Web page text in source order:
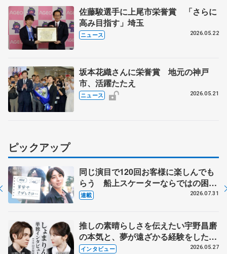
佐藤駿選手に上尾市栄誉賞 「さらに
高み目指す」埼玉
ニュース 2026.05.22
坂本花織さんに栄誉賞 地元の神戸
市、活躍たたえ
ニュース 2026.05.21
ピックアップ
同じ演目で120回お客様に楽しんでも
らう 船上スケーターならではの困難
とは 影響あったPIW前キャプテン松
連載 2026.07.31
推しの素晴らしさを伝えたい宇野昌磨
の本気と、夢が遠ざかる経験をした本
田真凜の覚悟
インタビュー 2026.05.27